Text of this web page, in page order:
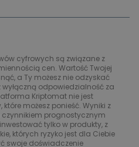
cyfrowych są związane z
cen. Wartość Twojej
a Ty możesz nie odzyskać
odpowiedzialność za
Kriptomat nie jest
możesz ponieść. Wyniki z
czynnikiem prognostycznym
tylko w produkty, z
których ryzyko jest dla Ciebie
swoje doświadczenie